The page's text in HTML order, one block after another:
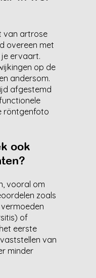
van artrose
overeen met
ervaart.
op de
andersom.
afgestemd
röntgenfoto
ook
vooral om
zoals
vermoeden
of
eerste
van
minder